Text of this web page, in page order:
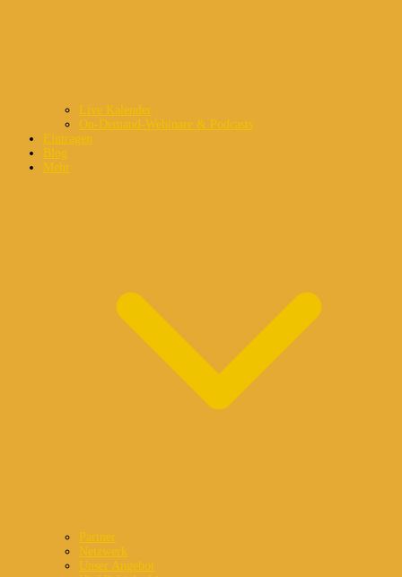
Live Kalender
On-Demand-Webinare & Podcasts
Eintragen
Blog
Mehr
Partner
Netzwerk
Unser Angebot